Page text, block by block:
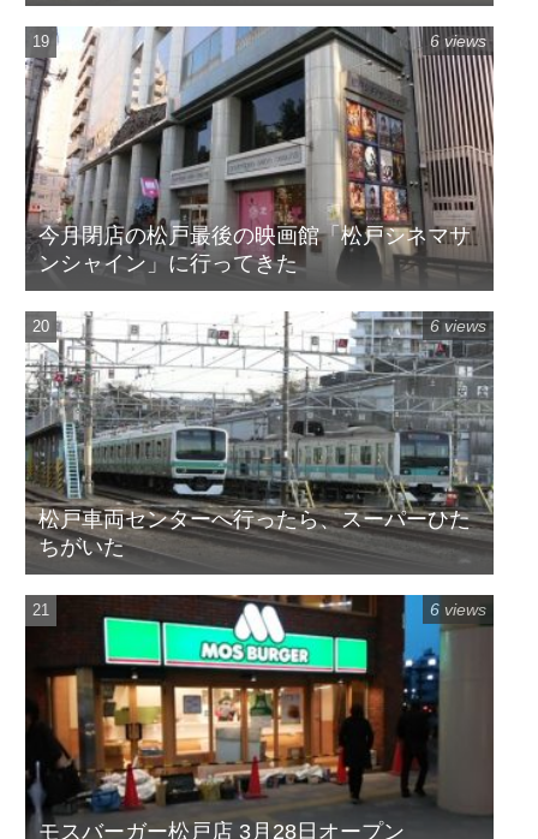
今月閉店の松戸最後の映画館「松戸シネマサ
ンシャイン」に行ってきた
6 views
松戸車両センターへ行ったら、スーパーひた
ちがいた
6 views
モスバーガー松戸店 3月28日オープン
6 views